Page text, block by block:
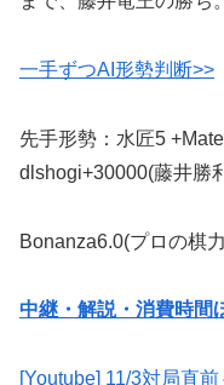
一手ずつAI形勢判断>>
先手形勢：水匠5
dlshogi+30000(藤井勝
Bonanza6.0(プロの棋
中継・解説・消費時間
[Youtube] 11/3対局直